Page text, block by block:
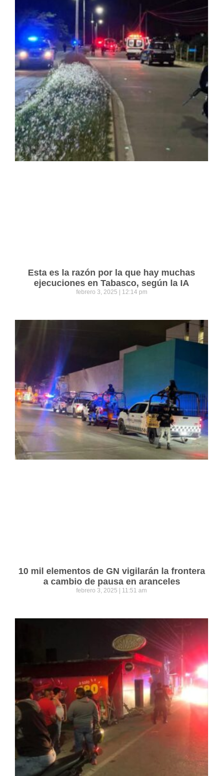
Esta es la razón por la que hay muchas
ejecuciones en Tabasco, según la IA
febrero 3, 2025 12:14 pm
10 mil elementos de GN vigilarán la frontera
a cambio de pausa en aranceles
febrero 3, 2025 11:51 am